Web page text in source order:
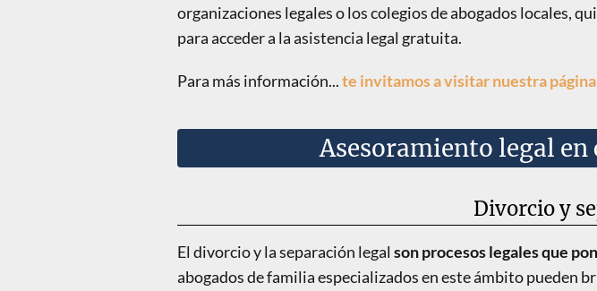
organizaciones legales o los colegios de abogados locales,
para acceder a la asistencia legal gratuita.
Para más información...te invitamos a visitar nuestra
Asesoramiento legal
Divorcio y
El divorcio y la separación legal son procesos legales que
abogados de familia especializados en este ámbito pueden